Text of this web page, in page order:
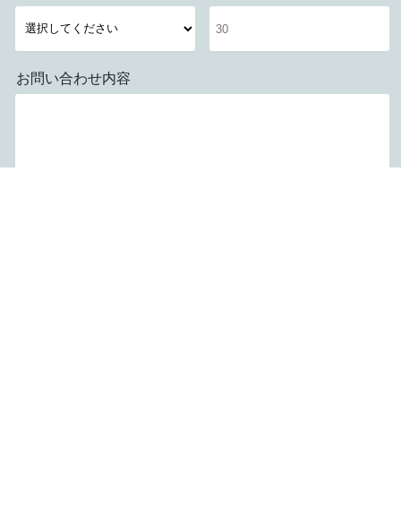
お問い合わせ内容